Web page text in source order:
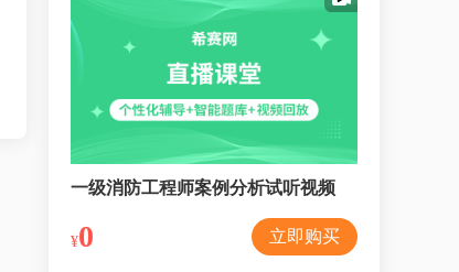
一级消防工程师案例分析试听视频
¥0 立即购买